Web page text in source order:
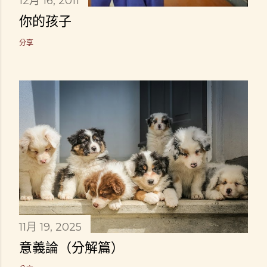
你的孩子
分享
11月 19, 2025
意義論（分解篇）